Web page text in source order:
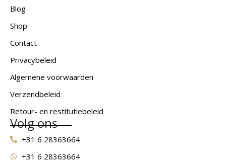
Blog
Shop
Contact
Privacybeleid
Algemene voorwaarden
Verzendbeleid
Retour- en restitutiebeleid
Volg ons
+31 6 28363664
+31 6 28363664